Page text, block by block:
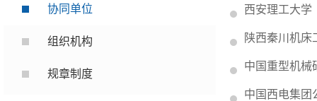
协同单位
组织机构
规章制度
西安理工大学
陕西秦川机床
中国重型机械
中国西电集团